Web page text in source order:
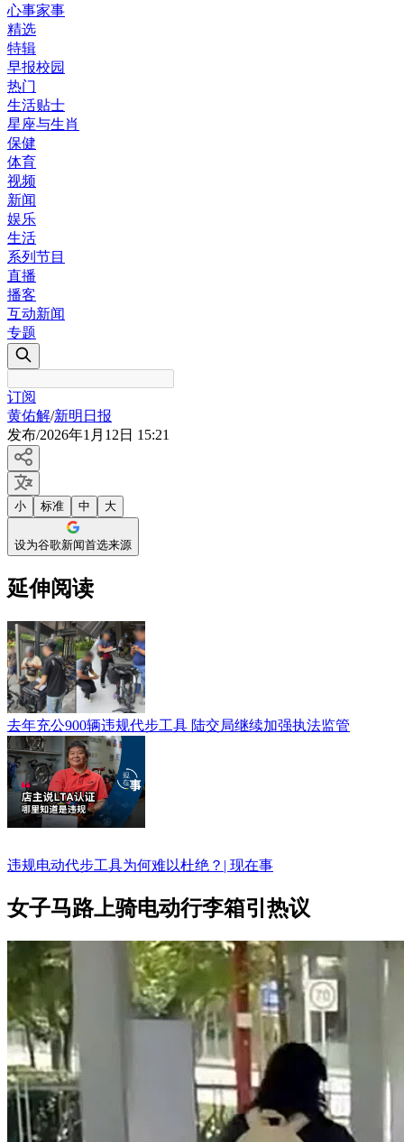
心事家事
精选
特辑
早报校园
热门
生活贴士
星座与生肖
保健
体育
视频
新闻
娱乐
生活
系列节目
直播
播客
互动新闻
专题
订阅
黄佑解/新明日报
发布/2026年1月12日 15:21
小 标准 中 大
设为谷歌新闻首选来源
延伸阅读
去年充公900辆违规代步工具 陆交局继续加强执法监管
违规电动代步工具为何难以杜绝？| 现在事
女子马路上骑电动行李箱引热议